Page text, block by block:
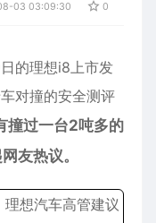
03 03:09:30 0
的理想i8上市发
对撞的安全测评
撞过一台2吨多的
友热议。